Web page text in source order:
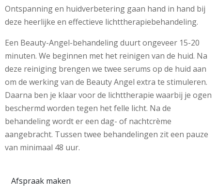
Ontspanning en huidverbetering gaan hand in hand bij
deze heerlijke en effectieve lichttherapiebehandeling.
Een Beauty-Angel-behandeling duurt ongeveer 15-20
minuten. We beginnen met het reinigen van de huid. Na
deze reiniging brengen we twee serums op de huid aan
om de werking van de Beauty Angel extra te stimuleren.
Daarna ben je klaar voor de lichttherapie waarbij je ogen
beschermd worden tegen het felle licht. Na de
behandeling wordt er een dag- of nachtcrème
aangebracht. Tussen twee behandelingen zit een pauze
van minimaal 48 uur.
Afspraak maken